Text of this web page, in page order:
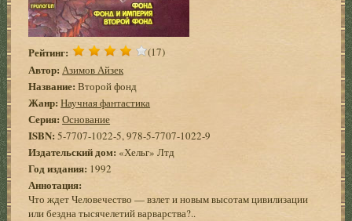
Рейтинг: (17)
Автор: Азимов Айзек
Название: Второй фонд
Жанр: Научная фантастика
Серия: Основание
ISBN: 5-7707-1022-5, 978-5-7707-1022-9
Издательский дом: «Хельг» Лтд
Год издания: 1992
Аннотация:
Что ждет Человечество — взлет и новым высотам цивилизации
или бездна тысячелетий варварства?..